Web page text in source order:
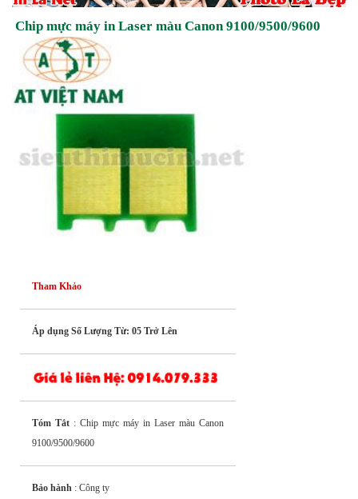
Chip mực máy in Laser màu Canon 9100/9500/9600
Tham Khảo
Áp dụng Số Lượng Từ: 05 Trở Lên
Tóm Tắt : Chip mực máy in Laser màu Canon
9100/9500/9600
Bảo hành : Công ty